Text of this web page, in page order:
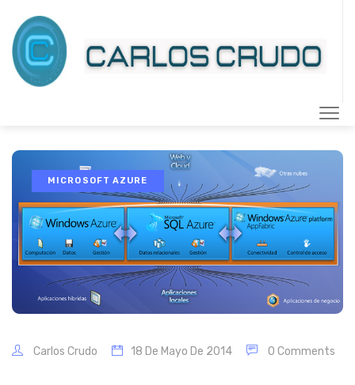
MICROSOFT AZURE
Carlos Crudo 18 De Mayo De 2014 0 Comments